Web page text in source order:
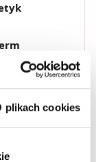
plikach cookies